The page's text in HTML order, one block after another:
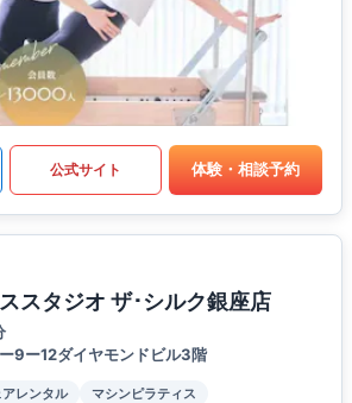
公式サイト 体験・相談予約
スタジオ ザ･シルク銀座店
9ー12ダイヤモンドビル3階
アレンタル
マシンピラティス